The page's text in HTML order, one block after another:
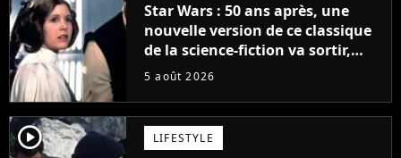
Star Wars : 50 ans après, une
nouvelle version de ce classique
de la science-fiction va sortir,
mais on ne la verra jamais en
5 août 2026
player2 LIFESTYLE